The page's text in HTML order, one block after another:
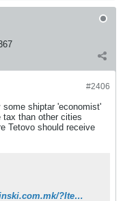
#2406
shiptar 'economist'
than other cities
Tetovo should receive
http://www.utrinski.com.mk/?ItemID=BDE629F838CBD543995CEB25CB18916B